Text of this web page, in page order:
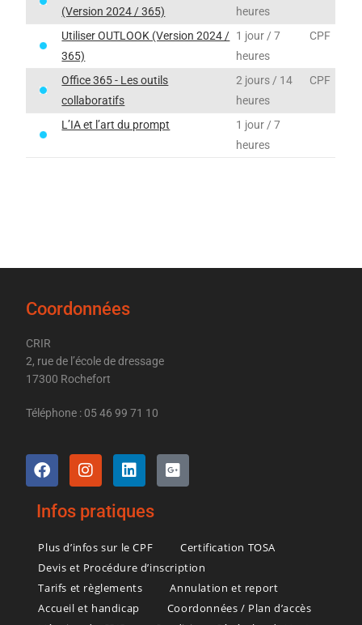
(Version 2024 / 365)
heures
Utiliser OUTLOOK (Version 2024 /
365)
1 jour / 7
heures
CPF
Office 365 - Les outils
collaboratifs
2 jours / 14
heures
CPF
L’IA et l’art du prompt
1 jour / 7
heures
Coordonnées
CRIR
2, rue de l’école de dressage
17300 Rochefort
Téléphone : 05 46 99 71 10
Infos pratiques
Plus d’infos sur le CPF
Certification TOSA
Devis et Procédure d’inscription
Tarifs et règlements
Annulation et report
Accueil et handicap
Coordonnées / Plan d’accès